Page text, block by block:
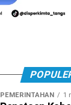
PEMERINTAHAN 1